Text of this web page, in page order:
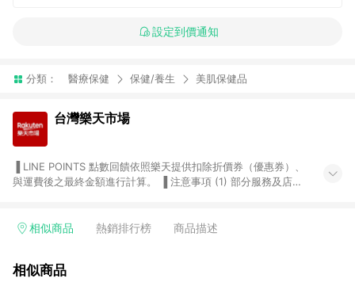
設定到價通知
分類： 醫療保健 保健/養生 美肌保健品
台灣樂天市場
與運費後之最終金額進行計算。 ▐ 注意事項 (1) 部分服務及店家
Smart mobile、神腦生活、JS巨盛、樂天KOBO電子書，請詳閱
台灣樂天市場，並在同一瀏覽器於24小時內結帳，才享有 LINE
相似商品 熱銷排行榜 商品描述
相似商品